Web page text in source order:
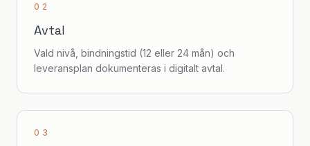
02
Avtal
Vald nivå, bindningstid (12 eller 24 mån) och
leveransplan dokumenteras i digitalt avtal.
03